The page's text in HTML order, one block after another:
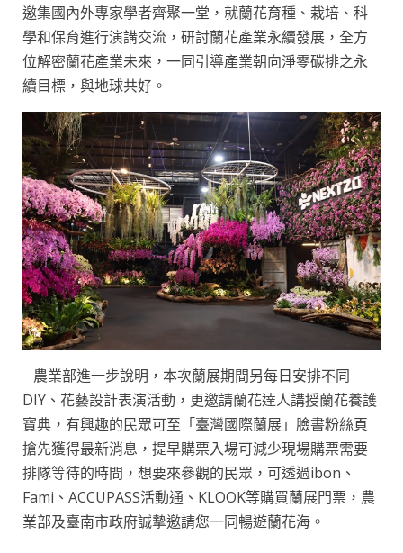
邀集國內外專家學者齊聚一堂，就蘭花育種、栽培、科
學和保育進行演講交流，研討蘭花產業永續發展，全方
位解密蘭花產業未來，一同引導產業朝向淨零碳排之永
續目標，與地球共好。
農業部進一步說明，本次蘭展期間另每日安排不同
DIY、花藝設計表演活動，更邀請蘭花達人講授蘭花養護
寶典，有興趣的民眾可至「臺灣國際蘭展」臉書粉絲頁
搶先獲得最新消息，提早購票入場可減少現場購票需要
排隊等待的時間，想要來參觀的民眾，可透過ibon、
Fami、ACCUPASS活動通、KLOOK等購買蘭展門票，農
業部及臺南市政府誠摯邀請您一同暢遊蘭花海。